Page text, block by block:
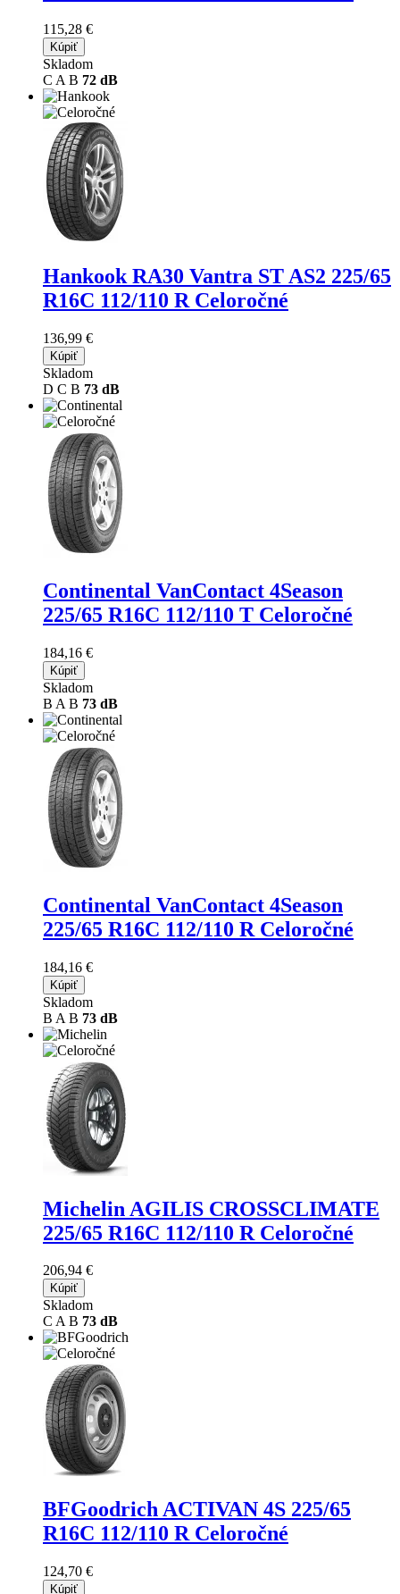
115,28 €
Kúpiť
Skladom
C A B 72 dB
Hankook RA30 Vantra ST AS2 225/65
R16C 112/110 R Celoročné
136,99 €
Kúpiť
Skladom
D C B 73 dB
Continental VanContact 4Season
225/65 R16C 112/110 T Celoročné
184,16 €
Kúpiť
Skladom
B A B 73 dB
Continental VanContact 4Season
225/65 R16C 112/110 R Celoročné
184,16 €
Kúpiť
Skladom
B A B 73 dB
Michelin AGILIS CROSSCLIMATE
225/65 R16C 112/110 R Celoročné
206,94 €
Kúpiť
Skladom
C A B 73 dB
BFGoodrich ACTIVAN 4S 225/65
R16C 112/110 R Celoročné
124,70 €
Kúpiť